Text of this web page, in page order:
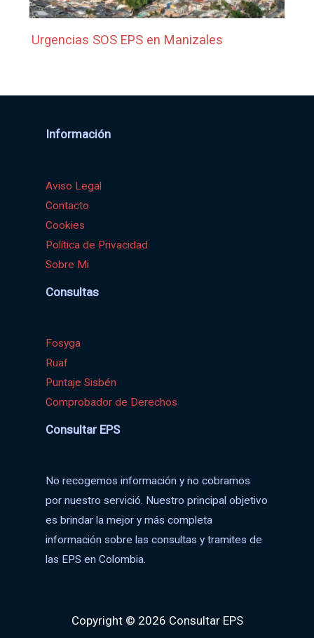
Urgencias SOS EPS en Manizales
Información
Aviso Legal
Contacto
Cookies
Política de Privacidad
Sobre Mi
Consultas
Fosyga
Ruaf
Puntaje Sisbén
Comprobador de Derechos
Consultar EPS
No recogemos información y no cobramos
por nuestro servició. Nuestro principal objetivo
es brindar la mejor y más completa
información sobre las consultas y tramites de
las EPS en Colombia.
Copyright © 2026 Consultar EPS